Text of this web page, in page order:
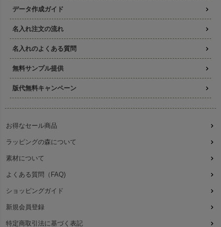
データ作成ガイド
名入れ注文の流れ
名入れのよくある質問
無料サンプル提供
版代無料キャンペーン
お得なセール商品
ラッピングの森について
素材について
よくある質問（FAQ)
ショッピングガイド
新規会員登録
特定商取引法に基づく表記